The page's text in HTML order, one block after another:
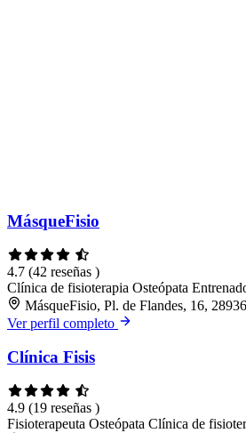
MásqueFisio
4.7 (42 reseñas )
Clínica de fisioterapia Osteópata
MásqueFisio, Pl. de Flandes, 16,
Ver perfil completo
Clínica Fisis
4.9 (19 reseñas )
Fisioterapeuta Osteópata Clínica de